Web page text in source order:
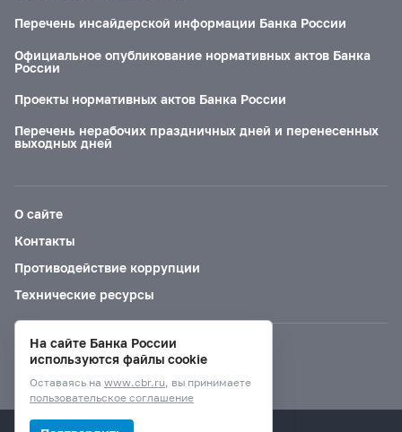
Перечень инсайдерской информации Банка России
Официальное опубликование нормативных актов Банка
России
Проекты нормативных актов Банка России
Перечень нерабочих праздничных дней и перенесенных
выходных дней
О сайте
Контакты
Противодействие коррупции
Технические ресурсы
Версия для слабовидящих
На сайте Банка России
используются файлы cookie
Оставаясь на www.cbr.ru, вы принимаете
пользовательское соглашение